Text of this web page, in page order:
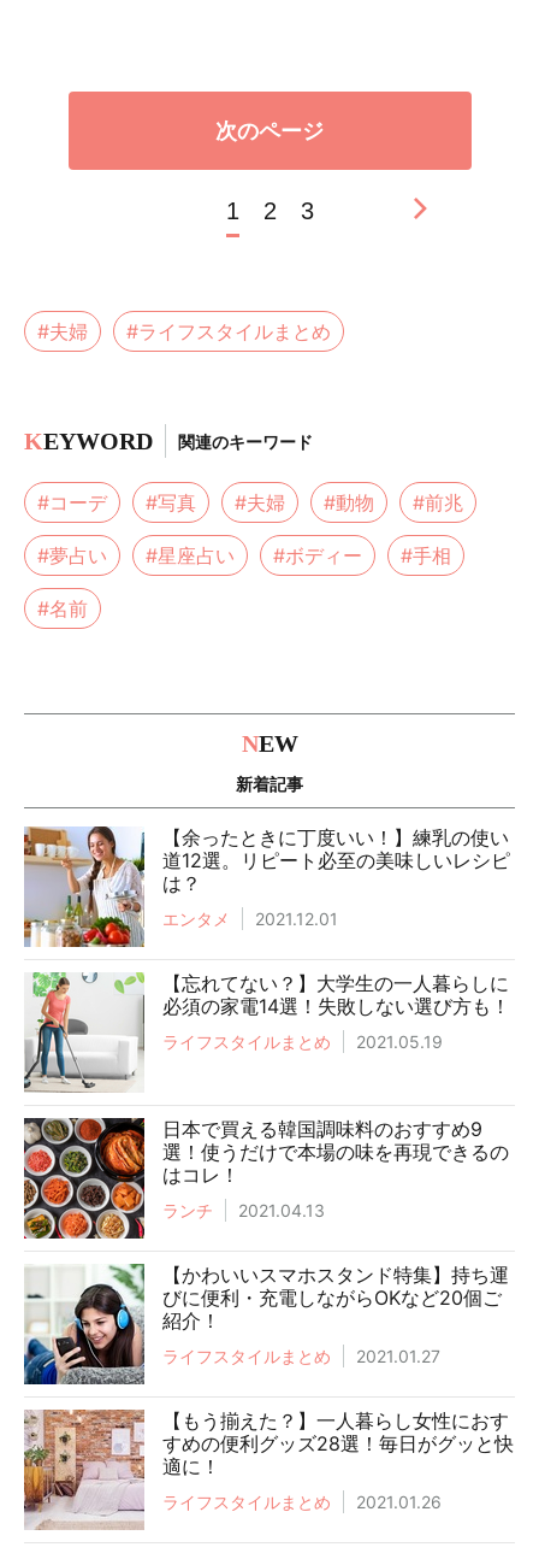
次のページ
1 2 3
#夫婦 #ライフスタイルまとめ
KEYWORD 関連のキーワード
#コーデ #写真 #夫婦 #動物 #前兆
#夢占い #星座占い #ボディー #手相
#名前
NEW
新着記事
【余ったときに丁度いい！】練乳の使い
道12選。リピート必至の美味しいレシピ
は？
エンタメ 2021.12.01
【忘れてない？】大学生の一人暮らしに
必須の家電14選！失敗しない選び方も！
ライフスタイルまとめ 2021.05.19
日本で買える韓国調味料のおすすめ9
選！使うだけで本場の味を再現できるの
はコレ！
ランチ 2021.04.13
【かわいいスマホスタンド特集】持ち運
びに便利・充電しながらOKなど20個ご
紹介！
ライフスタイルまとめ 2021.01.27
【もう揃えた？】一人暮らし女性におす
すめの便利グッズ28選！毎日がグッと快
適に！
ライフスタイルまとめ 2021.01.26